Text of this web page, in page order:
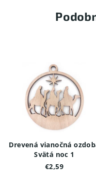
Drevená vianočná
Svätá noc 1
€2,59